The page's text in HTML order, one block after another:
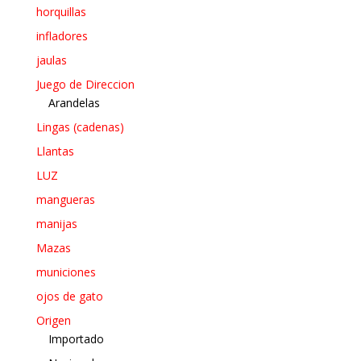
horquillas
infladores
jaulas
Juego de Direccion
Arandelas
Lingas (cadenas)
Llantas
LUZ
mangueras
manijas
Mazas
municiones
ojos de gato
Origen
Importado